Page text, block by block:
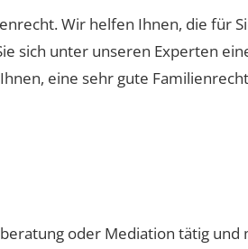
Wir helfen Ihnen, die für
sich unter unseren Experten
eine sehr gute
oder Mediation tätig und